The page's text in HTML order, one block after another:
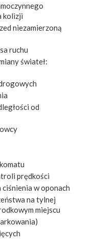
kolizji
niezamierzoną
ruchu
świateł:
od
prędkości
w oponach
na tylnej
miejscu